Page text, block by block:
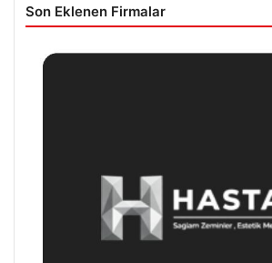
Son Eklenen Firmalar